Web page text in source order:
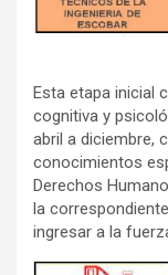
Esta etapa inicial
cognitiva y
abril a diciembre,
conocimientos
Derechos
la
ingresar a la